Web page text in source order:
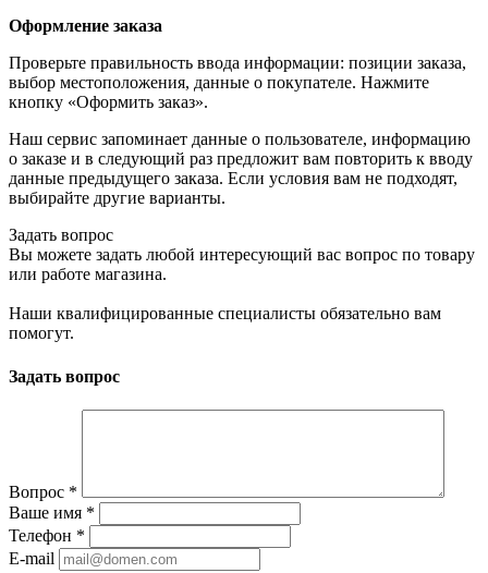
Оформление заказа
Проверьте правильность ввода информации: позиции заказа,
выбор местоположения, данные о покупателе. Нажмите
кнопку «Оформить заказ».
Наш сервис запоминает данные о пользователе, информацию
о заказе и в следующий раз предложит вам повторить к вводу
данные предыдущего заказа. Если условия вам не подходят,
выбирайте другие варианты.
Задать вопрос
Вы можете задать любой интересующий вас вопрос по товару
или работе магазина.
Наши квалифицированные специалисты обязательно вам
помогут.
Задать вопрос
Вопрос *
Ваше имя *
Телефон *
E-mail